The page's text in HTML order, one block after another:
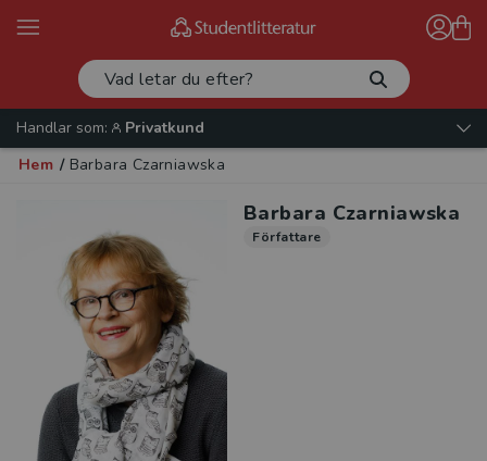
Handlar som:
Privatkund
Hem / Barbara Czarniawska
Barbara Czarniawska
Författare